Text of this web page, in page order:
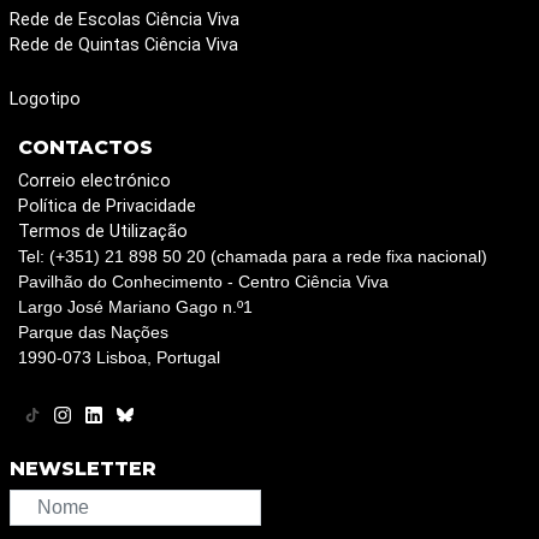
Rede de Escolas Ciência Viva
Rede de Quintas Ciência Viva
Logotipo
CONTACTOS
Correio electrónico
Política de Privacidade
Termos de Utilização
Tel: (+351) 21 898 50 20 (chamada para a rede fixa nacional)
Pavilhão do Conhecimento - Centro Ciência Viva
Largo José Mariano Gago n.º1
Parque das Nações
1990-073 Lisboa, Portugal
NEWSLETTER